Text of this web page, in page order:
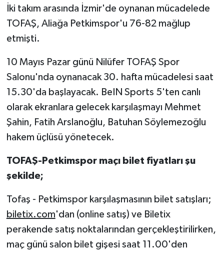
İki takım arasında İzmir'de oynanan mücadelede
TOFAŞ, Aliağa Petkimspor'u 76-82 mağlup
etmişti.
10 Mayıs Pazar günü Nilüfer TOFAŞ Spor
Salonu'nda oynanacak 30. hafta mücadelesi saat
15.30'da başlayacak. BeIN Sports 5'ten canlı
olarak ekranlara gelecek karşılaşmayı Mehmet
Şahin, Fatih Arslanoğlu, Batuhan Söylemezoğlu
hakem üçlüsü yönetecek.
TOFAŞ-Petkimspor maçı bilet fiyatları şu
şekilde;
Tofaş - Petkimspor karşılaşmasının bilet satışları;
biletix.com'dan (online satış) ve Biletix
perakende satış noktalarından gerçekleştirilirken,
maç günü salon bilet gişesi saat 11.00'den